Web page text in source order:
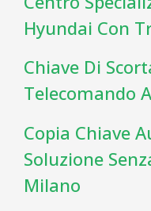
Hyundai Con
Chiave Di
Telecomando
Copia Chiave
Soluzione
Milano